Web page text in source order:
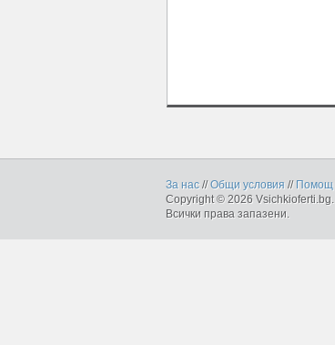
За нас //Общи условия // Помощ
Copyright © 2026 Vsichkioferti.bg.
Всички права запазени.